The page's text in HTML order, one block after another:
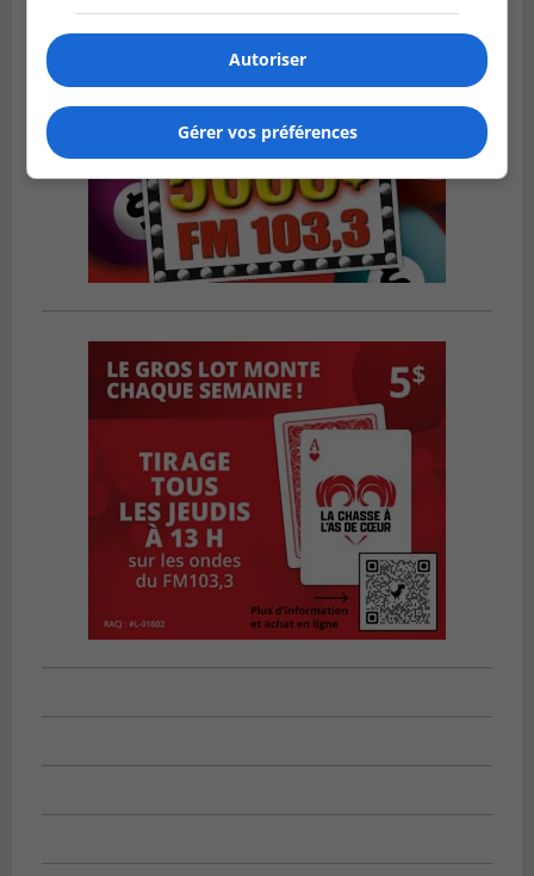
Autoriser
Gérer vos préférences